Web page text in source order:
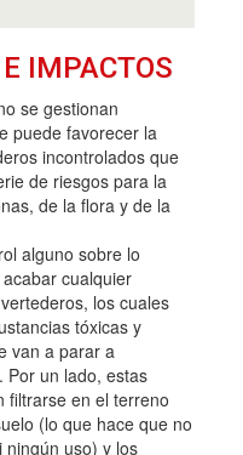
IMPACTOS
se gestionan
puede favorecer la
incontrolados que
de riesgos para la
de la flora y de la
alguno sobre lo
cualquier
los cuales
tóxicas y
van a parar a
Por un lado, estas
filtrarse en el terreno
(lo que hace que no
ningún uso) y los